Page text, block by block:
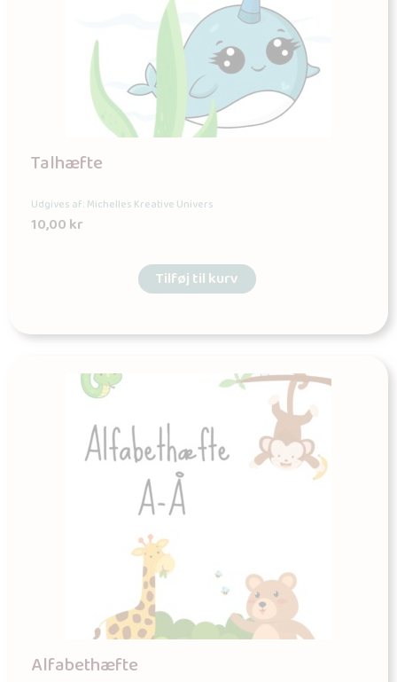
Talhæfte
Udgives af: Michelles Kreative Univers
10,00kr
Tilføj til kurv
Alfabethæfte